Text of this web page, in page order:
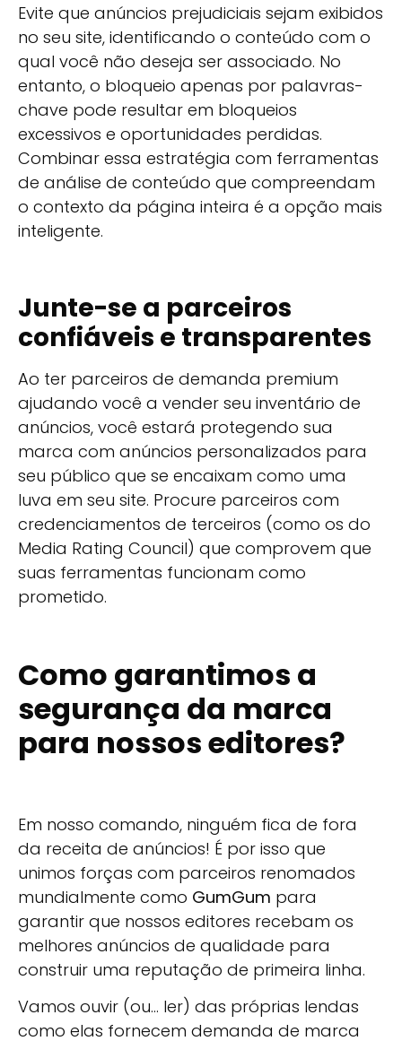
Evite que anúncios prejudiciais sejam exibidos
no seu site, identificando o conteúdo com o
qual você não deseja ser associado. No
entanto, o bloqueio apenas por palavras-
chave pode resultar em bloqueios
excessivos e oportunidades perdidas.
Combinar essa estratégia com ferramentas
de análise de conteúdo que compreendam
o contexto da página inteira é a opção mais
inteligente.
Junte-se a parceiros
confiáveis e transparentes
Ao ter parceiros de demanda premium
ajudando você a vender seu inventário de
anúncios, você estará protegendo sua
marca com anúncios personalizados para
seu público que se encaixam como uma
luva em seu site. Procure parceiros com
credenciamentos de terceiros (como os do
Media Rating Council) que comprovem que
suas ferramentas funcionam como
prometido.
Como garantimos a
segurança da marca
para nossos editores?
Em nosso comando, ninguém fica de fora
da receita de anúncios! É por isso que
unimos forças com parceiros renomados
mundialmente como GumGum para
garantir que nossos editores recebam os
melhores anúncios de qualidade para
construir uma reputação de primeira linha.
Vamos ouvir (ou... ler) das próprias lendas
como elas fornecem demanda de marca